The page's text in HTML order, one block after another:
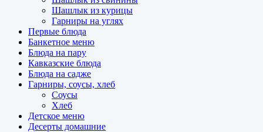
Шашлык из курицы
Гарниры на углях
Первые блюда
Банкетное меню
Блюда на пару
Кавказские блюда
Блюда на садже
Гарниры, соусы, хлеб
Соусы
Хлеб
Детское меню
Десерты домашние